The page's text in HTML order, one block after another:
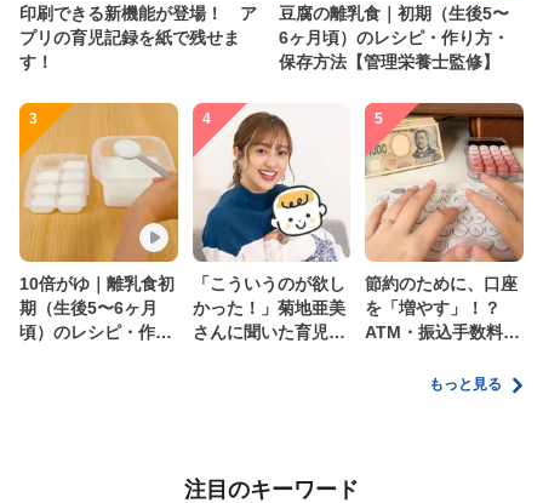
印刷できる新機能が登場！ ア
プリの育児記録を紙で残せま
す！
豆腐の離乳食｜初期（生後5〜
6ヶ月頃）のレシピ・作り方・
保存方法【管理栄養士監修】
3
10倍がゆ｜離乳食初
期（生後5〜6ヶ月
頃）のレシピ・作り
4
「こういうのが欲し
かった！」菊地亜美
さんに聞いた育児
5
節約のために、口座
を「増やす」！？
ATM・振込手数料の
家計管理術もっと見る
注目のキーワード